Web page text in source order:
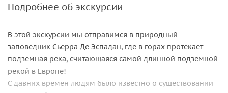
Подробнее об экскурсии
В этой экскурсии мы отправимся в природный
заповедник Сьерра Де Эспадан, где в горах протекает
подземная река, считающаяся самой длинной подземной
рекой в Европе!
С давних времен людям было известно о существовании